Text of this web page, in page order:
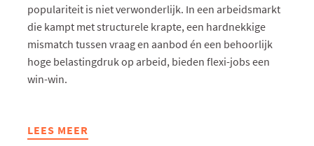
populariteit is niet verwonderlijk. In een arbeidsmarkt
die kampt met structurele krapte, een hardnekkige
mismatch tussen vraag en aanbod én een behoorlijk
hoge belastingdruk op arbeid, bieden flexi-jobs een
win-win.
LEES MEER
ABOUT